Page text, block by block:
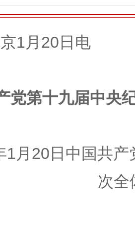
1月20日电
党第十九届中央
1月20日中国共
次全